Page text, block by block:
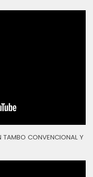
TAMBO CONVENCIONAL Y